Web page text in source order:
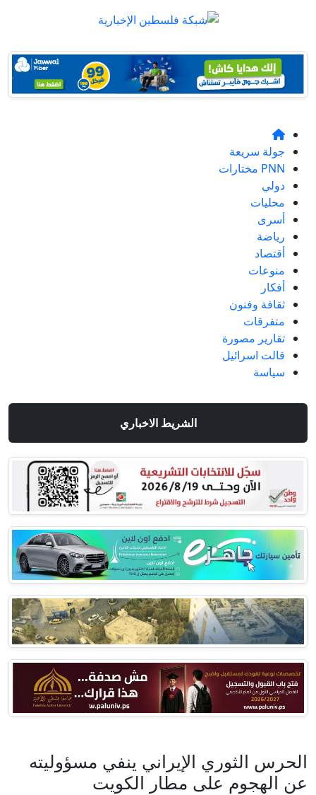
جولة سريعة
PNN مختارات
دولي
محليات
أسرى
رياضة
أقتصاد
منوعات
أفكار
ثقافة وفنون
متفرقات
تقارير مصورة
قالت اسرائيل
سياسة
الشريط الاخباري
الحرس الثوري الإيراني ينفي مسؤوليته
عن الهجوم على مطار الكويت